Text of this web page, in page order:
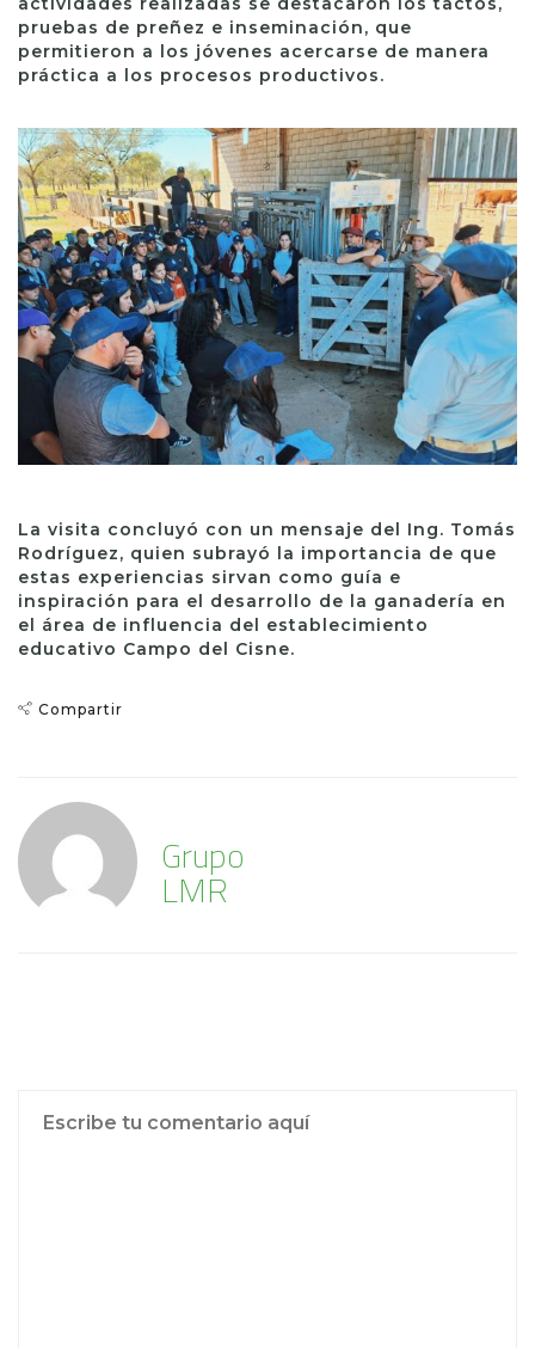
pruebas de preñez e inseminación, que
permitieron a los jóvenes acercarse de manera
práctica a los procesos productivos.
La visita concluyó con un mensaje del Ing. Tomás
Rodríguez, quien subrayó la importancia de que
estas experiencias sirvan como guía e
inspiración para el desarrollo de la ganadería en
el área de influencia del establecimiento
educativo Campo del Cisne.
Compartir
Grupo
LMR